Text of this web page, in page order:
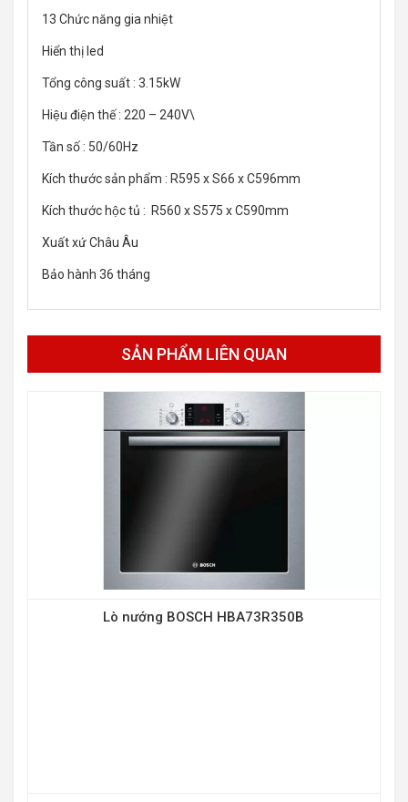
13 Chức năng gia nhiệt
Hiển thị led
Tổng công suất : 3.15kW
Hiệu điện thế : 220 – 240V\
Tần số : 50/60Hz
Kích thước sản phẩm : R595 x S66 x C596mm
Kích thước hộc tủ : R560 x S575 x C590mm
Xuất xứ Châu Âu
Bảo hành 36 tháng
SẢN PHẨM LIÊN QUAN
Lò nướng BOSCH HBA73R350B